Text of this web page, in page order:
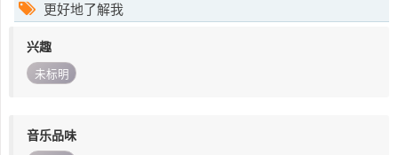
更好地了解我
兴趣
未标明
音乐品味